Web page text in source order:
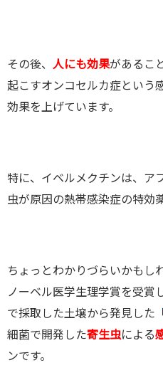
その後、 人にも効果があるこ
起こすオンコセルカ症という
効果を上げています。
特に、イベルメクチンは、ア
虫が原因の熱帯感染症の特効
ちょっとわかりづらいかもし
ノーベル医学生理学賞を受賞
で採取した土壌から発見した「
細菌で開発した寄生虫による
ンです。